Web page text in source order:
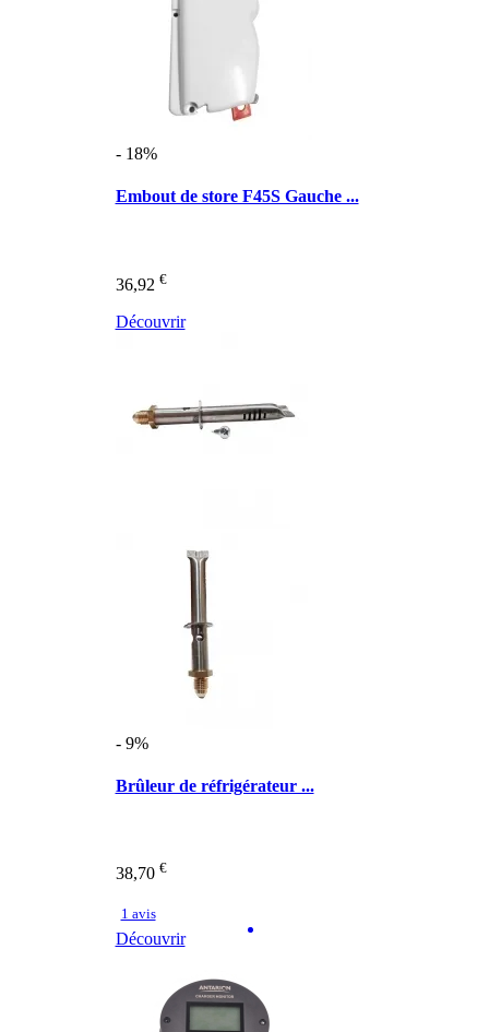
- 18%
Embout de store F45S Gauche ...
36,92 €
Découvrir
- 9%
Brûleur de réfrigérateur ...
38,70 €
1 avis
Découvrir